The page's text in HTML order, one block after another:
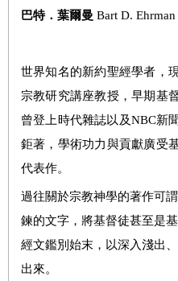
巴特．葉爾曼 Bart D. Ehrman
世界知名的新約聖經學者，
宗教研究講座教授，早期基
曾登上時代雜誌以及NBC新
鉅著，學術功力與貢獻廣受
代表作。
過往關於宗教神學的著作可
鍊的文字，將基督徒甚至是
經文鑑別始末，以深入淺出
出來。